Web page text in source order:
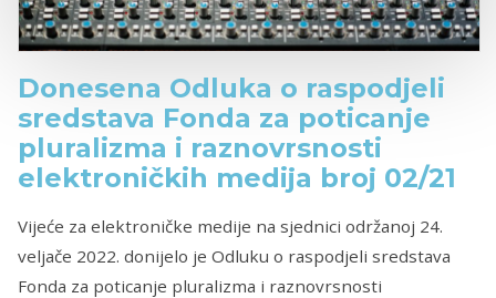
Donesena Odluka o raspodjeli
sredstava Fonda za poticanje
pluralizma i raznovrsnosti
elektroničkih medija broj 02/21
Vijeće za elektroničke medije na sjednici održanoj 24.
veljače 2022. donijelo je Odluku o raspodjeli sredstava
Fonda za poticanje pluralizma i raznovrsnosti